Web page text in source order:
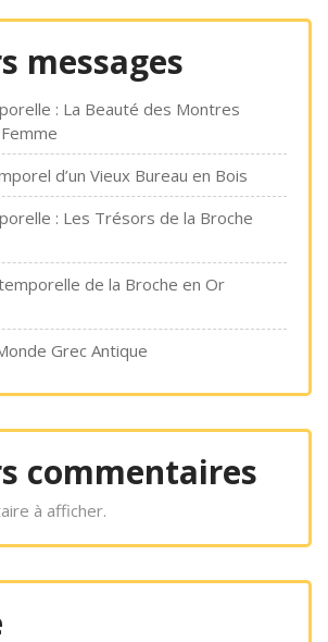
messages
: La Beauté des Montres
d’un Vieux Bureau en Bois
: Les Trésors de la Broche
de la Broche en Or
Grec Antique
commentaires
à afficher.